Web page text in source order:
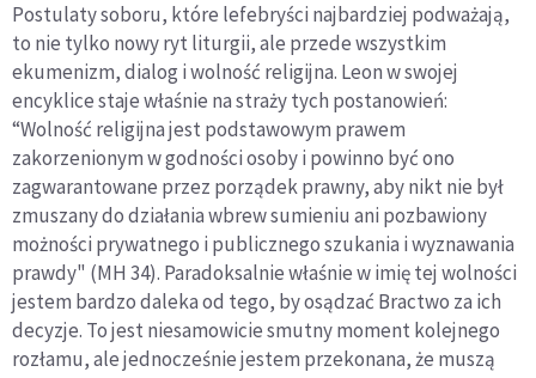
Postulaty soboru, które lefebryści najbardziej podważają,
to nie tylko nowy ryt liturgii, ale przede wszystkim
ekumenizm, dialog i wolność religijna. Leon w swojej
encyklice staje właśnie na straży tych postanowień:
“Wolność religijna jest podstawowym prawem
zakorzenionym w godności osoby i powinno być ono
zagwarantowane przez porządek prawny, aby nikt nie był
zmuszany do działania wbrew sumieniu ani pozbawiony
możności prywatnego i publicznego szukania i wyznawania
prawdy" (MH 34). Paradoksalnie właśnie w imię tej wolności
jestem bardzo daleka od tego, by osądzać Bractwo za ich
decyzje. To jest niesamowicie smutny moment kolejnego
rozłamu, ale jednocześnie jestem przekonana, że muszą